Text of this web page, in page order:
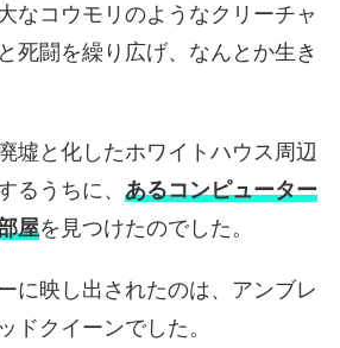
なコウモリのようなクリーチャ
死闘を繰り広げ、なんとか生き
墟と化したホワイトハウス周辺
るうちに、 あるコンピューター
屋を見つけたのでした。
に映し出されたのは、アンブレ
ドクイーンでした。